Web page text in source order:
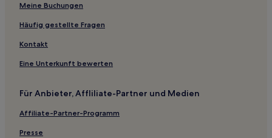
Hotels nahe Hou Shi Wu
Yutai Hotels
Hotels nahe Loude-Stadt
Tengzhou Hotels
Hotels nahe Sishan-Klippenschnitzerei
Yinan Hotels
Hotels nahe Qiyang
Meine Buchungen
Häufig gestellte Fragen
Kontakt
Eine Unterkunft bewerten
Für Anbieter, Affliliate-Partner und Medien
Affiliate-Partner-Programm
Presse